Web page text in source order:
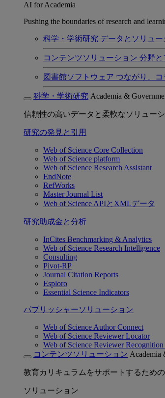
AI for Academia
Pushing the boundaries of research and
科学・学術研究 データとソリュ
コンテンツソリューション 分野と
図書館ソフトウェア つながり、コ
科学・学術研究 Academia &
信頼性の高いデータと柔軟なソリュー
研究の発見と引用
Web of Science Core Collection
Web of Science platform
Web of Science Research Assistant
EndNote
RefWorks
Master Journal List
Web of Science APIとXMLデータ
研究助成金と分析
InCites Benchmarking & Analytics
Web of Science Research Intelligence
Consulting
Pivot-RP
Journal Citation Reports
Esploro
Essential Science Indicators
パブリッシャーソリューション
Web of Science Author Connect
Web of Science Reviewer Locator
Web of Science Reviewer Recognition
コンテンツソリューション Academia
教育カリキュラムをサポートするため
ソリューション